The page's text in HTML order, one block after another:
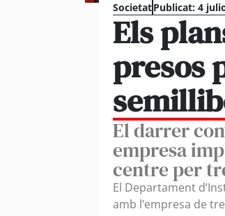
SocietatPublicat: 4
Els
presos
El darrer
empresa
centre per
El Departament
amb l’empresa de